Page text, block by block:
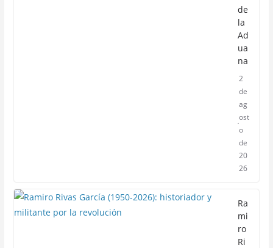
de
la
Ad
ua
na
2
de
ag
ost
o
de
20
26
Ra
mi
ro
Ri